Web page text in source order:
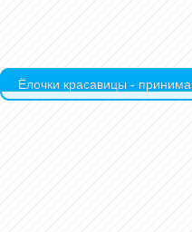
Ёлочки красавицы -